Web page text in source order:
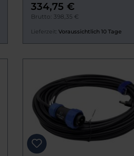
334,75 €
Brutto: 398,35 €
Lieferzeit: Voraussichtlich 10 Tage